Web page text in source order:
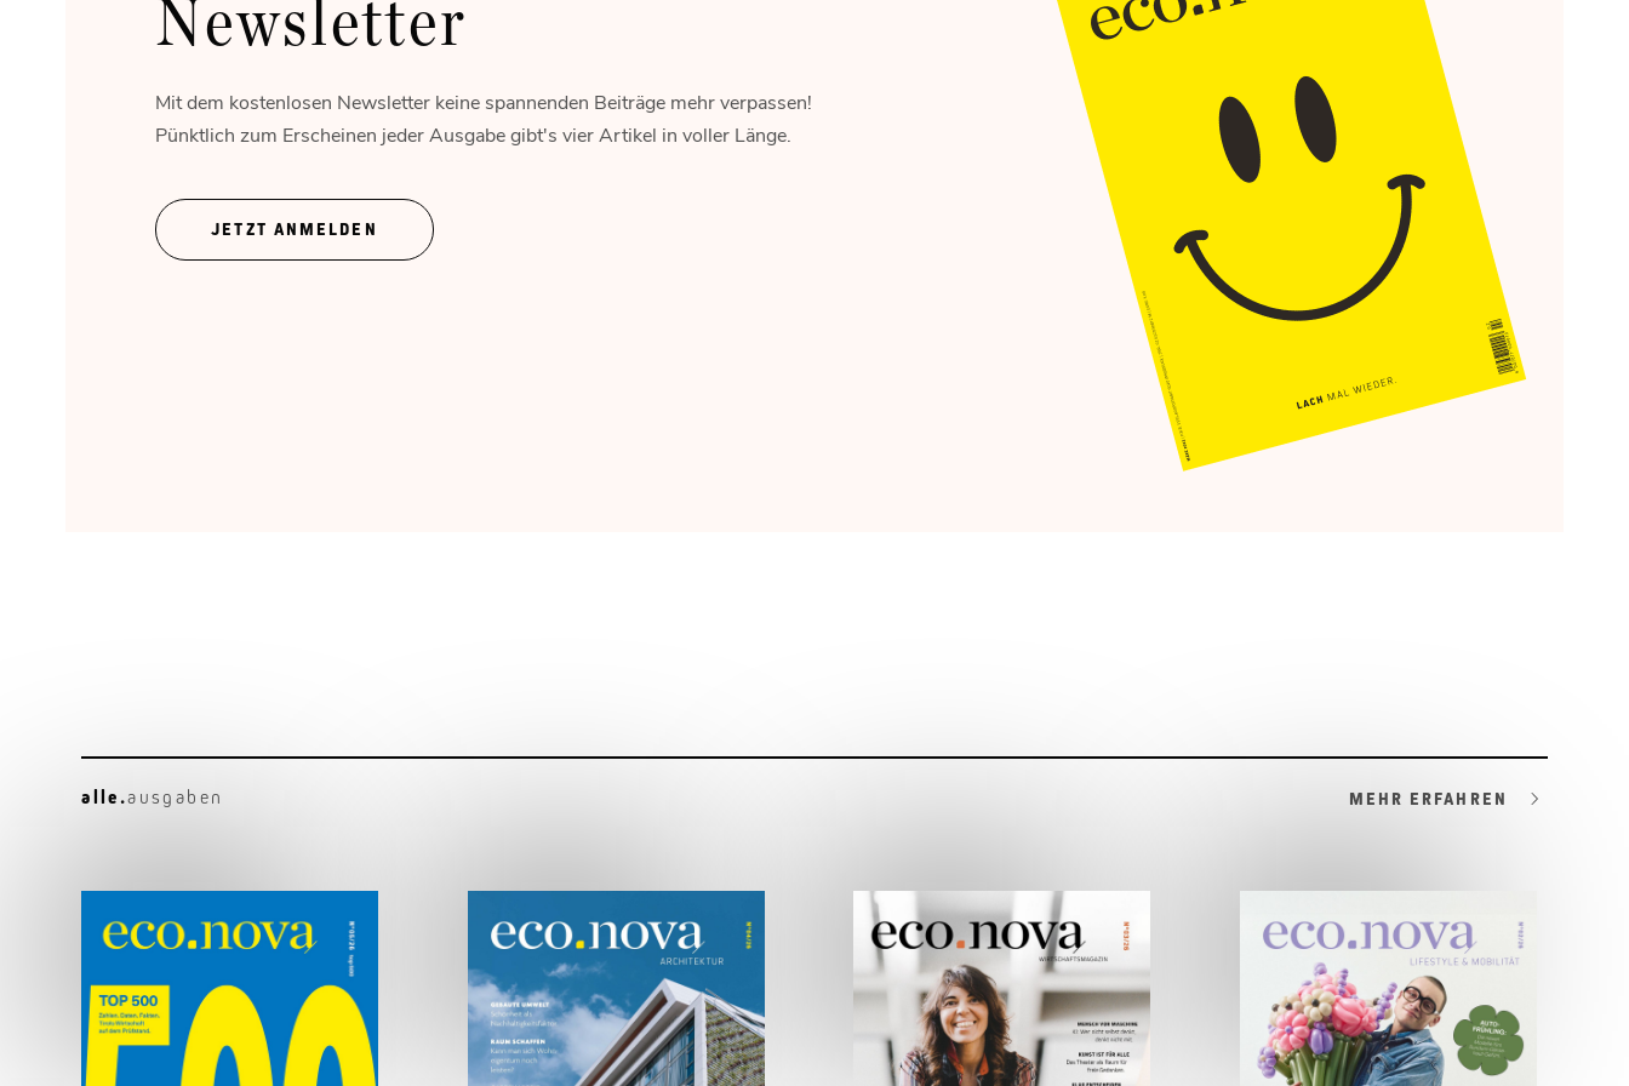
Newsletter
Mit dem kostenlosen Newsletter keine spannenden Beiträge mehr verpassen!
Pünktlich zum Erscheinen jeder Ausgabe gibt's vier Artikel in voller Länge.
JETZT ANMELDEN
alle.ausgaben MEHR ERFAHREN